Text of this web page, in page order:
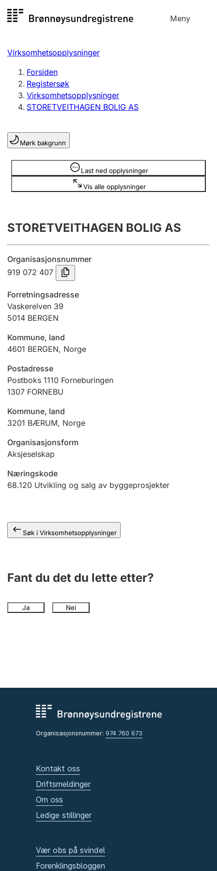
til
Meny
Registersøk
Aksjeselskap
Enkeltpersonforetak
Registrere, endre, slette
Lag og forening
Registrere, endre, slette
Årsregnskap
Innsending og forsinkelsesgebyr
Tinglysing
Jeger
Ektepaktveileder
Andre tema
Virksomhetsopplysninger
Forsiden
Registersøk
Virksomhetsopplysninger
STORETVEITHAGEN BOLIG AS
Mørk bakgrunn
Last ned opplysninger
Vis alle opplysninger
Opplysninger er skjult
STORETVEITHAGEN BOLIG AS
Organisasjonsnummer
919 072 407
Forretningsadresse
Vaskerelven 39
5014 BERGEN
Kommune, land
4601 BERGEN, Norge
Postadresse
Postboks 1110 Forneburingen
1307 FORNEBU
Kommune, land
3201 BÆRUM, Norge
Organisasjonsform
Aksjeselskap
Næringskode
68.120 Utvikling og salg av byggeprosjekter
Søk i Virksomhetsopplysninger
Fant du det du lette etter?
Ja Nei
Organisasjonsnummer: 974 760 673
Kontakt oss
Driftsmeldinger
Om oss
Ledige stillinger
Vær obs på svindel
Forenklingsbloggen